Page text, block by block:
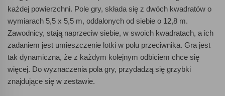
każdej powierzchni. Pole gry, składa się z dwóch kwadratów o
wymiarach 5,5 x 5,5 m, oddalonych od siebie o 12,8 m.
Zawodnicy, stają naprzeciw siebie, w swoich kwadratach, a ich
zadaniem jest umieszczenie lotki w polu przeciwnika. Gra jest
tak dynamiczna, że z każdym kolejnym odbiciem chce się
więcej. Do wyznaczenia pola gry, przydadzą się grzybki
znajdujące się w zestawie.